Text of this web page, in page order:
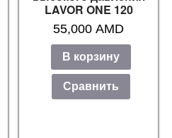
LAVOR ONE 120
55,000AMD
В корзину
Сравнить